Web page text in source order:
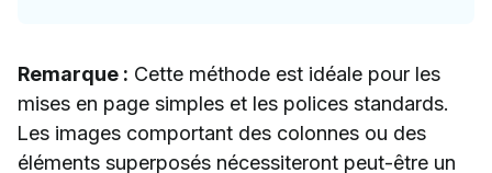
Remarque : Cette méthode est idéale pour les
mises en page simples et les polices standards.
Les images comportant des colonnes ou des
éléments superposés nécessiteront peut-être un